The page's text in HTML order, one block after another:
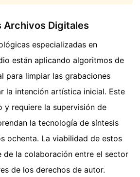
Archivos Digitales
especializadas en
están aplicando algoritmos de
para limpiar las grabaciones
la intención artística inicial. Este
y requiere la supervisión de
la tecnología de síntesis
ochenta. La viabilidad de estos
de la colaboración entre el sector
de los derechos de autor.